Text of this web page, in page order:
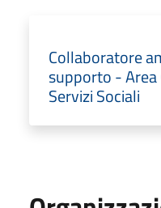
Collaboratore
supporto -
Servizi Sociali